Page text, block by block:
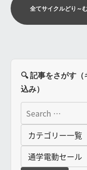
全てサイクルどり～